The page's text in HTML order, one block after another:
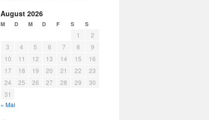
August 2026
M D M D F S S
1
2
3
4 5 6 7 8
9
10
11 12 13 14 15
16
17
18 19 20 21 22
23
24
25 26 27 28 29
30
31
« Mai